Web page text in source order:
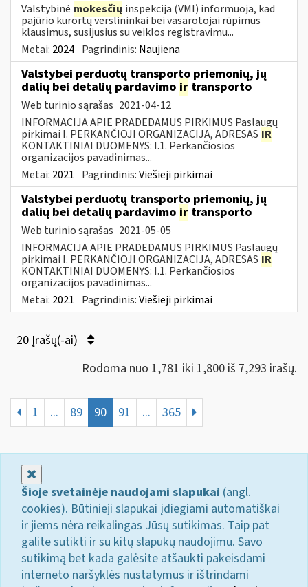
Valstybinė mokesčių inspekcija (VMI) informuoja, kad
pajūrio kurortų verslininkai bei vasarotojai rūpimus
klausimus, susijusius su veiklos registravimu...
Metai: 2024 Pagrindinis: Naujiena
Valstybei perduotų transporto priemonių, jų
dalių bei detalių pardavimo ir transporto
Web turinio sąrašas 2021-04-12
INFORMACIJA APIE PRADEDAMUS PIRKIMUS Paslaugų
pirkimai I. PERKANČIOJI ORGANIZACIJA, ADRESAS IR
KONTAKTINIAI DUOMENYS: I.1. Perkančiosios
organizacijos pavadinimas...
Metai: 2021 Pagrindinis:Viešieji pirkimai
Valstybei perduotų transporto priemonių, jų
dalių bei detalių pardavimo ir transporto
Web turinio sąrašas 2021-05-05
INFORMACIJA APIE PRADEDAMUS PIRKIMUS Paslaugų
pirkimai I. PERKANČIOJI ORGANIZACIJA, ADRESAS IR
KONTAKTINIAI DUOMENYS: I.1. Perkančiosios
organizacijos pavadinimas...
Metai: 2021 Pagrindinis:Viešieji pirkimai
20 Įrašų(-ai)
Rodoma nuo 1,781 iki 1,800 iš 7,293 irašų.
1 ... 89 90 91 ... 365
Šioje svetainėje naudojami slapukai (angl.
cookies). Būtinieji slapukai įdiegiami automatiškai
ir jiems nėra reikalingas Jūsų sutikimas. Taip pat
galite sutikti ir su kitų slapukų naudojimu. Savo
sutikimą bet kada galėsite atšaukti pakeisdami
interneto naršyklės nustatymus ir ištrindami